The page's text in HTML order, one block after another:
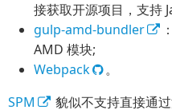
接获取开源项目，支持
gulp-amd-bundler
AMD 模块;
Webpack
。
SPM
貌似不支持直接通